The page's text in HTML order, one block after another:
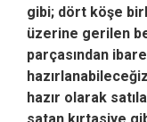
gibi; dört köşe
üzerine gerilen
parçasından
hazır olarak